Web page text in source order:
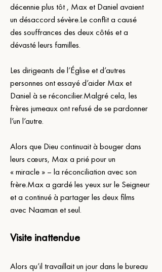
décennie plus tôt , Max et Daniel avaient
un désaccord sévère.Le conflit a causé
des souffrances des deux côtés et a
dévasté leurs familles.
Les dirigeants de l’Église et d’autres
personnes ont essayé d’aider Max et
Daniel à se réconcilier.Malgré cela, les
frères jumeaux ont refusé de se pardonner
l’un l’autre.
Alors que Dieu continuait à bouger dans
leurs cœurs, Max a prié pour un
« miracle » – la réconciliation avec son
frère.Max a gardé les yeux sur le Seigneur
et a continué à partager les deux films
avec Naaman et seul.
Visite inattendue
Alors qu’il travaillait un jour dans le bureau